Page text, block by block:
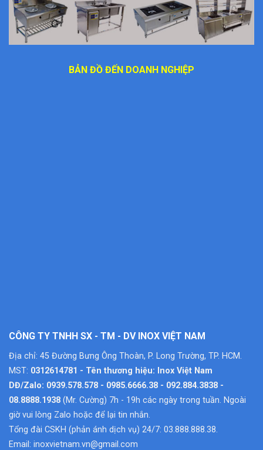
BẢN ĐỒ ĐẾN DOANH NGHIỆP
CÔNG TY TNHH SX - TM - DV INOX VIỆT NAM
Địa chỉ: 45 Đường Bưng Ông Thoàn, P. Long Trường, TP. HCM.
MST: 0312614781 - Tên thương hiệu: Inox Việt Nam
DĐ/Zalo: 0939.578.578 - 0985.6666.38 - 092.884.3838 -
08.8888.1938 (Mr. Cường) 7h - 19h các ngày trong tuần. Ngoài
giờ vui lòng Zalo hoặc để lại tin nhắn.
Tổng đài CSKH (phản ánh dịch vụ) 24/7: 03.888.888.38.
Email: inoxvietnam.vn@gmail.com